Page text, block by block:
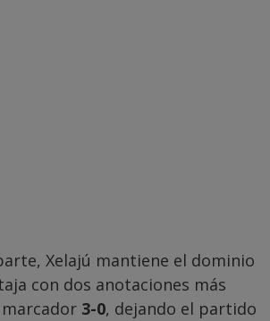
Xelajú mantiene el dominio
con dos anotaciones más
3-0, dejando el partido